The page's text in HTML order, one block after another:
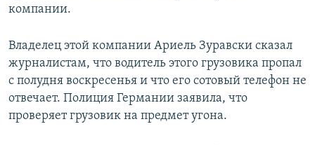
компании.
Владелец этой компании Ариель Зуравски сказал
журналистам, что водитель этого грузовика пропал
с полудня воскресенья и что его сотовый телефон не
отвечает. Полиция Германии заявила, что
проверяет грузовик на предмет угона.